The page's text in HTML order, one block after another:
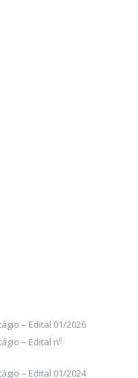
– Edital 01/2026
– Edital nº
– Edital 01/2024